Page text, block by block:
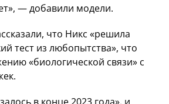
— добавили модели.
что Никс «решила
тест из любопытства», что
«биологической связи» с